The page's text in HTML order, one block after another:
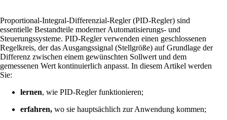
Proportional-Integral-Differenzial-Regler (PID-Regler) sind
essentielle Bestandteile moderner Automatisierungs- und
Steuerungssysteme. PID-Regler verwenden einen geschlossenen
Regelkreis, der das Ausgangssignal (Stellgröße) auf Grundlage der
Differenz zwischen einem gewünschten Sollwert und dem
gemessenen Wert kontinuierlich anpasst. In diesem Artikel werden
Sie:
lernen, wie PID-Regler funktionieren;
erfahren, wo sie hauptsächlich zur Anwendung kommen;